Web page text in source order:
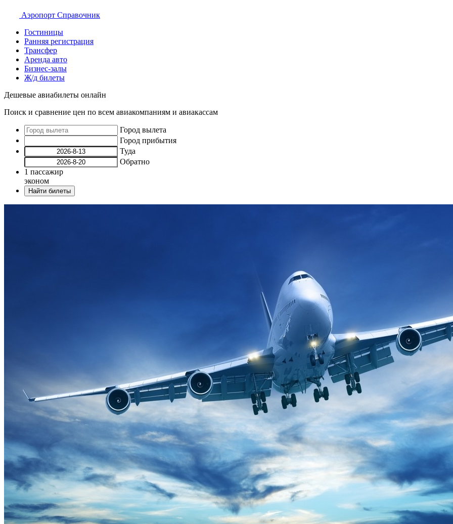
Аэропорт Справочник
Гостиницы
Ранняя регистрация
Трансфер
Аренда авто
Бизнес-залы
Ж/д билеты
Дешевые авиабилеты онлайн
Поиск и сравнение цен по всем авиакомпаниям и авиакассам
Город вылета
Город прибытия
Туда
Обратно
1 пассажир
эконом
Найти билеты